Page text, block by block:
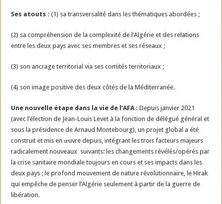
Ses atouts : (1) sa transversalité dans les thématiques abordées ;
(2) sa compréhension de la complexité de l’Algérie et des relations
entre les deux pays avec ses membres et ses réseaux ;
(3) son ancrage territorial via ses comités territoriaux ;
(4) son image positive des deux côtés de la Méditerranée.
Une nouvelle étape dans la vie de l’AFA : Depuis janvier 2021
(avec l’élection de Jean-Louis Levet à la fonction de délégué général et
sous la présidence de Arnaud Montebourg), un projet global a été
construit et mis en œuvre depuis, intégrant les trois facteurs majeurs
radicalement nouveaux suivants: les changements révélés/opérés par
la crise sanitaire mondiale toujours en cours et ses impacts dans les
deux pays ; le profond mouvement de nature révolutionnaire, le Hirak
qui empêche de penser l’Algérie seulement à partir de la guerre de
libération.